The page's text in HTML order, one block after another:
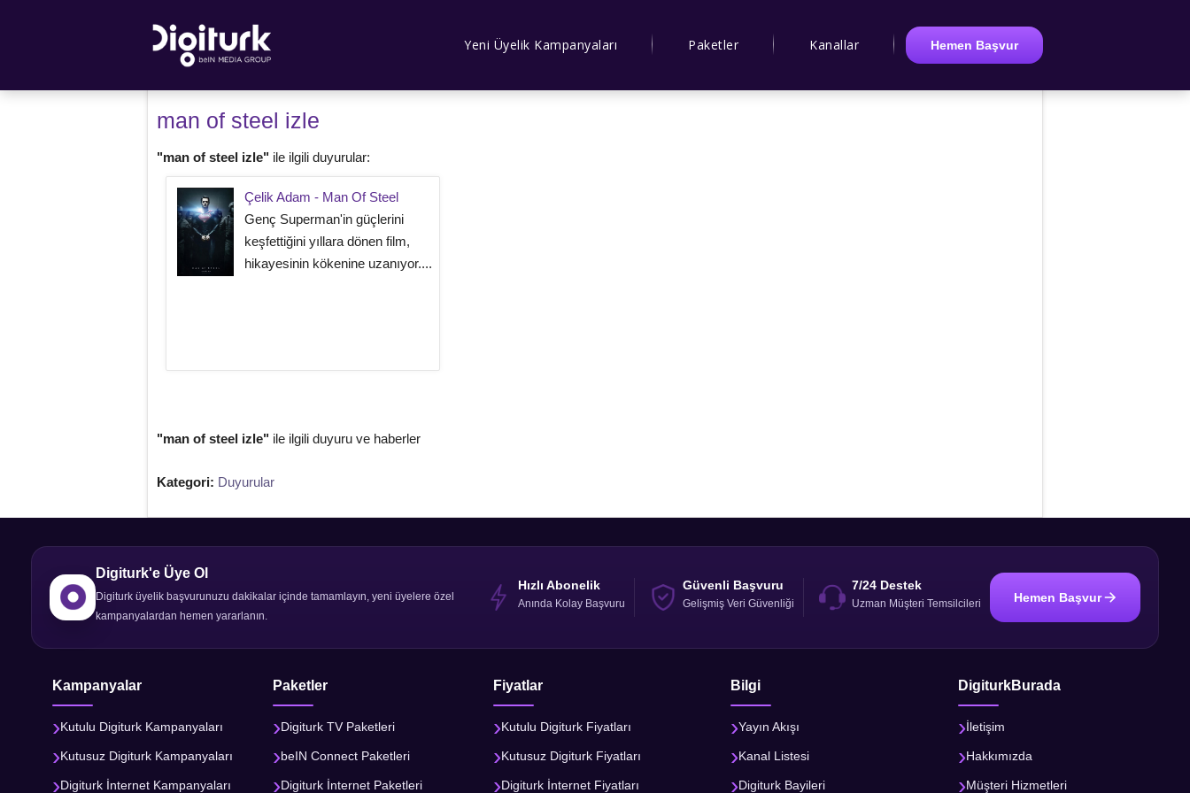
Yeni Üyelik Kampanyaları Paketler Kanallar Hemen Başvur
man of steel izle
"man of steel izle" ile ilgili duyurular:
Çelik Adam - Man Of Steel
Genç Superman'in güçlerini
keşfettiğini yıllara dönen film,
hikayesinin kökenine uzanıyor....
"man of steel izle" ile ilgili duyuru ve haberler
Kategori: Duyurular
Digiturk'e Üye Ol
Digiturk üyelik başvurunuzu dakikalar içinde tamamlayın, yeni üyelere özel
kampanyalardan hemen yararlanın.
Hızlı Abonelik
Anında Kolay Başvuru
Güvenli Başvuru
Gelişmiş Veri Güvenliği
7/24 Destek
Uzman Müşteri Temsilcileri Hemen Başvur
Kampanyalar
Kutulu Digiturk Kampanyaları
Kutusuz Digiturk Kampanyaları
Digiturk İnternet Kampanyaları
Paketler
Digiturk TV Paketleri
beIN Connect Paketleri
Digiturk İnternet Paketleri
Fiyatlar
Kutulu Digiturk Fiyatları
Kutusuz Digiturk Fiyatları
Digiturk İnternet Fiyatları
Bilgi
Yayın Akışı
Kanal Listesi
Digiturk Bayileri
DigiturkBurada
İletişim
Hakkımızda
Müşteri Hizmetleri